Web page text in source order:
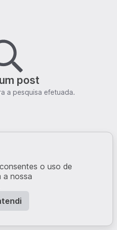
post
a pesquisa efetuada.
o uso de
a nossa